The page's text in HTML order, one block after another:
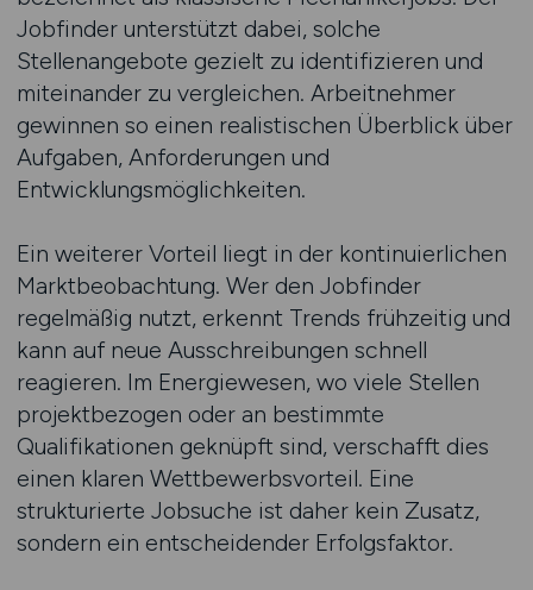
Jobfinder unterstützt dabei, solche
Stellenangebote gezielt zu identifizieren und
miteinander zu vergleichen. Arbeitnehmer
gewinnen so einen realistischen Überblick über
Aufgaben, Anforderungen und
Entwicklungsmöglichkeiten.
Ein weiterer Vorteil liegt in der kontinuierlichen
Marktbeobachtung. Wer den Jobfinder
regelmäßig nutzt, erkennt Trends frühzeitig und
kann auf neue Ausschreibungen schnell
reagieren. Im Energiewesen, wo viele Stellen
projektbezogen oder an bestimmte
Qualifikationen geknüpft sind, verschafft dies
einen klaren Wettbewerbsvorteil. Eine
strukturierte Jobsuche ist daher kein Zusatz,
sondern ein entscheidender Erfolgsfaktor.